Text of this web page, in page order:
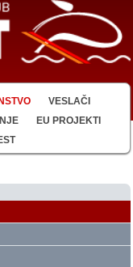
VESLAČI
EU PROJEKTI